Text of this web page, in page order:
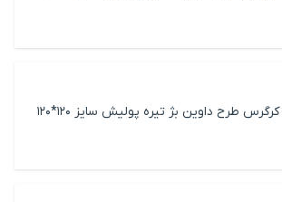
طرح داوین بژ تیره پولیش سایز 120*120